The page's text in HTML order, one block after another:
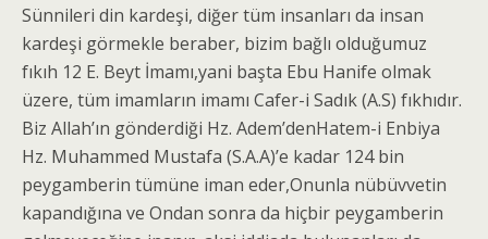
Sünnileri din kardeşi, diğer tüm insanları da insan
kardeşi görmekle beraber, bizim bağlı olduğumuz
fıkıh 12 E. Beyt İmamı,yani başta Ebu Hanife olmak
üzere, tüm imamların imamı Cafer-i Sadık (A.S) fıkhıdır.
Biz Allah’ın gönderdiği Hz. Adem’denHatem-i Enbiya
Hz. Muhammed Mustafa (S.A.A)’e kadar 124 bin
peygamberin tümüne iman eder,Onunla nübüvvetin
kapandığına ve Ondan sonra da hiçbir peygamberin